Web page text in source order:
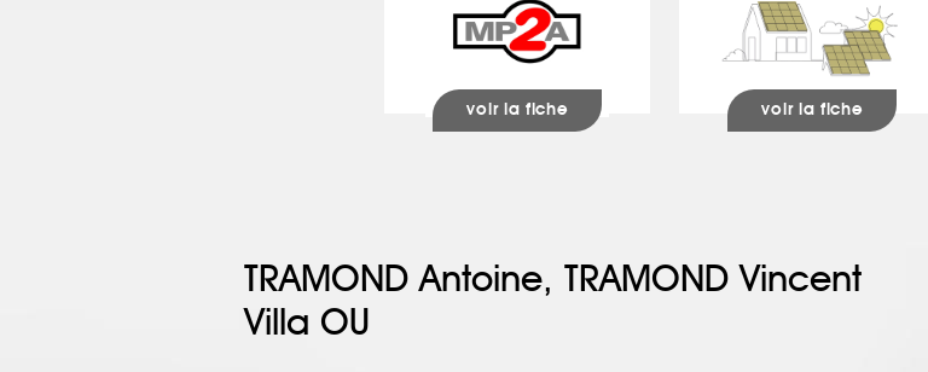
voir la fiche voir la fiche
TRAMOND Antoine, TRAMOND Vincent
Villa OU